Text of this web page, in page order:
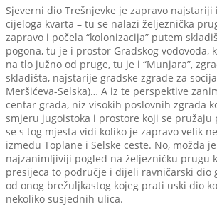
Sjeverni dio Trešnjevke je zapravo
cijeloga kvarta – tu se nalazi željeznička
zapravo i počela “kolonizacija” putem
pogona, tu je i prostor Gradskog vodovoda,
na tlo južno od pruge, tu je i “Munjara”,
skladišta, najstarije gradske zgrade za
Meršićeva-Selska)… A iz te perspektive
centar grada, niz visokih poslovnih zgrada
smjeru jugoistoka i prostore koji se pružaju
se s tog mjesta vidi koliko je zapravo velik
između Toplane i Selske ceste. No, možda
najzanimljiviji pogled na željezničku prugu
presijeca to područje i dijeli ravničarski dio
od onog brežuljkastog kojeg prati uski dio
nekoliko susjednih ulica.